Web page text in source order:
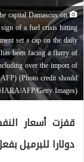
capital Damascus on
of a fuel crisis hitting
set a cap on the daily
been facing a flurry of
over the import of
(Photo credit should
AFP/Getty Images)
دولارا للبرميل